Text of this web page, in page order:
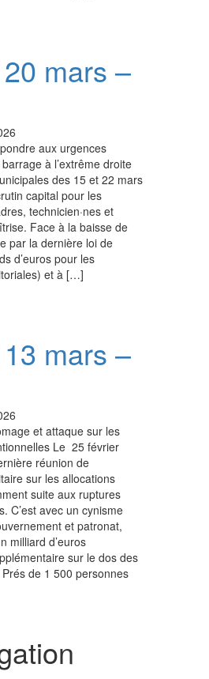
mars –
aux urgences
à l’extrême droite
des 15 et 22 mars
capital pour les
technicien·nes et
Face à la baisse de
par la dernière loi de
d’euros pour les
et à […]
mars –
et attaque sur les
Le 25 février
réunion de
sur les allocations
suite aux ruptures
C’est avec un cynisme
et patronat,
milliard d’euros
sur le dos des
Prés de 1 500 personnes